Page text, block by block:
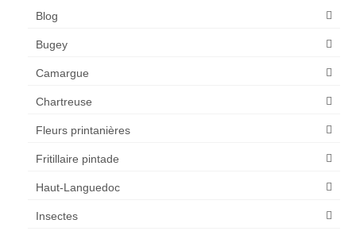
Blog
Bugey
Camargue
Chartreuse
Fleurs printanières
Fritillaire pintade
Haut-Languedoc
Insectes